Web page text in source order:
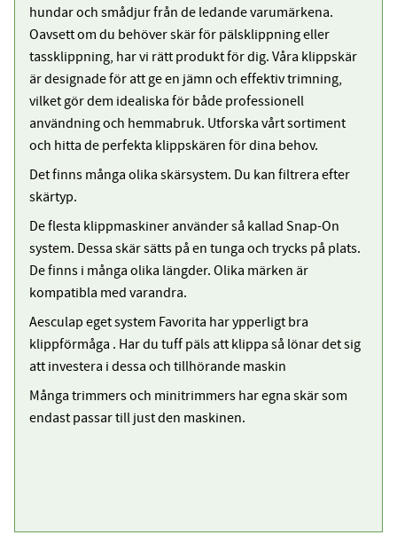
hundar och smådjur från de ledande varumärkena.
Oavsett om du behöver skär för pälsklippning eller
tassklippning, har vi rätt produkt för dig. Våra klippskär
är designade för att ge en jämn och effektiv trimning,
vilket gör dem idealiska för både professionell
användning och hemmabruk. Utforska vårt sortiment
och hitta de perfekta klippskären för dina behov.
Det finns många olika skärsystem. Du kan filtrera efter
skärtyp.
De flesta klippmaskiner använder så kallad Snap-On
system. Dessa skär sätts på en tunga och trycks på plats.
De finns i många olika längder. Olika märken är
kompatibla med varandra.
Aesculap eget system Favorita har ypperligt bra
klippförmåga . Har du tuff päls att klippa så lönar det sig
att investera i dessa och tillhörande maskin
Många trimmers och minitrimmers har egna skär som
endast passar till just den maskinen.